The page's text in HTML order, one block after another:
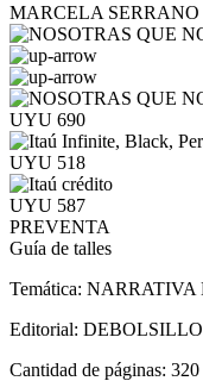
MARCELA SERRANO
UYU 690
UYU 518
UYU 587
PREVENTA
Guía de talles
Temática: NARRATIVA
Editorial: DEBOLSILLO
Cantidad de páginas: 320